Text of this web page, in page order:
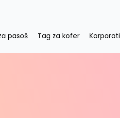
pasoš Tag za kofer